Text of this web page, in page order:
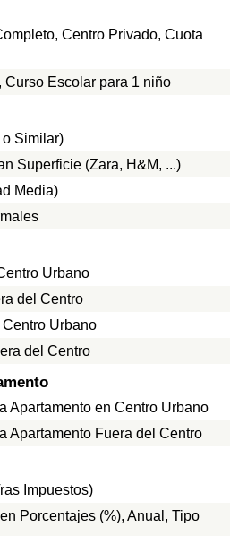
Centro Privado, Cuota
Escolar para 1 niño
Similar)
Superficie (Zara, H&M, ...)
Media)
Urbano
del Centro
Urbano
del Centro
Apartamento en Centro Urbano
Apartamento Fuera del Centro
Impuestos)
Porcentajes (%), Anual, Tipo